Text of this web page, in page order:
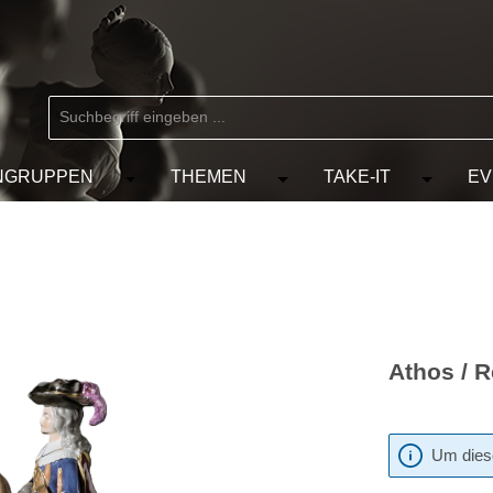
Kategorie MARKEN
das Dropdown der Kategorie KÜNSTLER
Öffne oder Schließe das Dropdown der
THEMEN Öffne oder Schließe das
TAKE-IT Öffne
Athos /
Um